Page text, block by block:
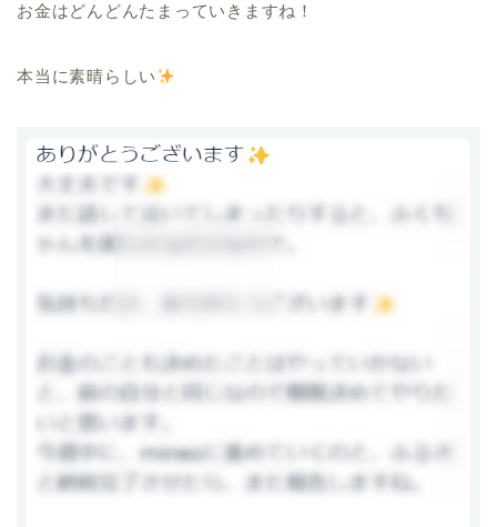
お金はどんどんたまっていきますね！
本当に素晴らしい